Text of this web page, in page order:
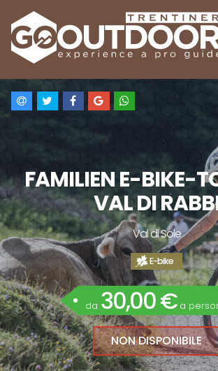
FAMILIEN E-BIKE-
VAL DI
Val di Sole
E-bike
da 30,00 € a
NON DISPONIBILE